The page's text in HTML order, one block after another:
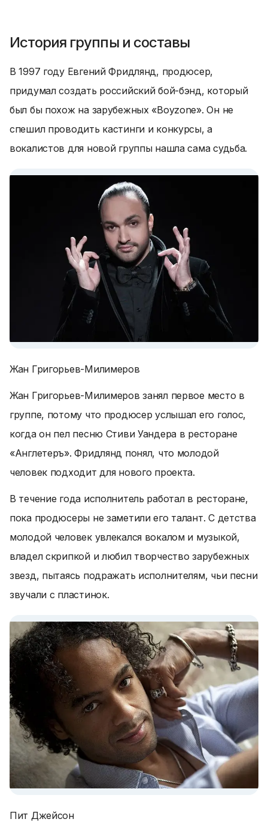
История группы и составы
В 1997 году Евгений Фридлянд, продюсер,
придумал создать российский бой-бэнд, который
был бы похож на зарубежных «Boyzone». Он не
спешил проводить кастинги и конкурсы, а
вокалистов для новой группы нашла сама судьба.
Жан Григорьев-Милимеров
Жан Григорьев-Милимеров занял первое место в
группе, потому что продюсер услышал его голос,
когда он пел песню Стиви Уандера в ресторане
«Англетеръ». Фридлянд понял, что молодой
человек подходит для нового проекта.
В течение года исполнитель работал в ресторане,
пока продюсеры не заметили его талант. С детства
молодой человек увлекался вокалом и музыкой,
владел скрипкой и любил творчество зарубежных
звезд, пытаясь подражать исполнителям, чьи песни
звучали с пластинок.
Пит Джейсон